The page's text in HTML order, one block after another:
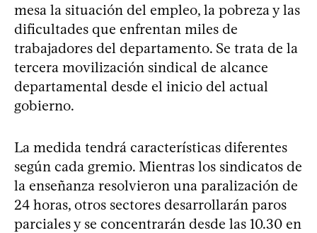
mesa la situación del empleo, la pobreza y las
dificultades que enfrentan miles de
trabajadores del departamento. Se trata de la
tercera movilización sindical de alcance
departamental desde el inicio del actual
gobierno.
La medida tendrá características diferentes
según cada gremio. Mientras los sindicatos de
la enseñanza resolvieron una paralización de
24 horas, otros sectores desarrollarán paros
parciales y se concentrarán desde las 10.30 en